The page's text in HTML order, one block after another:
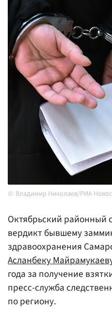
Владимир Николаев/РИА
Октябрьский районный
вердикт бывшему
здравоохранения
Асланбеку
года за получение
пресс-служба
по региону.